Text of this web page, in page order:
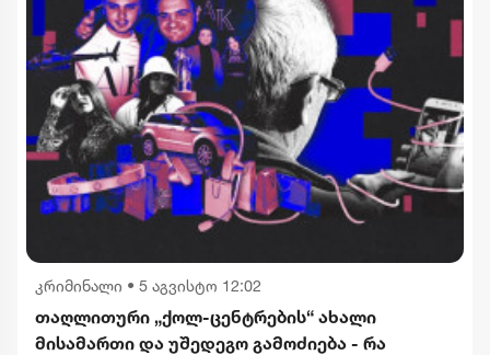
კრიმინალი • 5 აგვისტო 12:02
თაღლითური „ქოლ-ცენტრების“ ახალი
მისამართი და უშედეგო გამოძიება - რა